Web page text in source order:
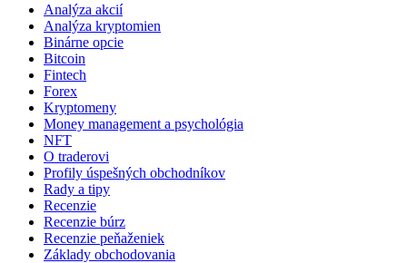
Analýza akcií
Analýza kryptomien
Binárne opcie
Bitcoin
Fintech
Forex
Kryptomeny
Money management a psychológia
NFT
O traderovi
Profily úspešných obchodníkov
Rady a tipy
Recenzie
Recenzie búrz
Recenzie peňaženiek
Základy obchodovania